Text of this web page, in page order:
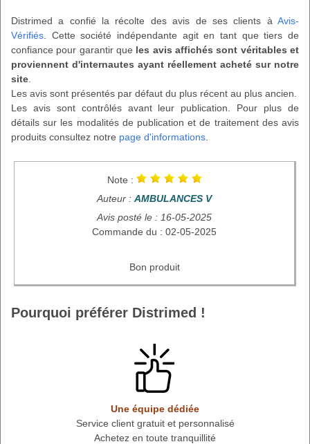
Distrimed a confié la récolte des avis de ses clients à Avis-
Vérifiés . Cette société indépendante agit en tant que tiers de
confiance pour garantir que les avis affichés sont véritables et
proviennent d'internautes ayant réellement acheté sur notre
site
Les avis sont présentés par défaut du plus récent au plus ancien.
Les avis sont contrôlés avant leur publication. Pour plus de
détails sur les modalités de publication et de traitement des avis
produits consultez notre page d'informations
Note :
Auteur : AMBULANCES V
Avis posté le : 16-05-2025
Commande du : 02-05-2025
Bon produit
Pourquoi préférer Distrimed !
Une équipe dédiée
Service client gratuit et personnalisé
Achetez en toute tranquillité